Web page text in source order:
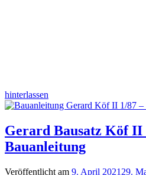
hinterlassen
Gerard Bausatz Köf II
Bauanleitung
Veröffentlicht am 9. April 2021 29.